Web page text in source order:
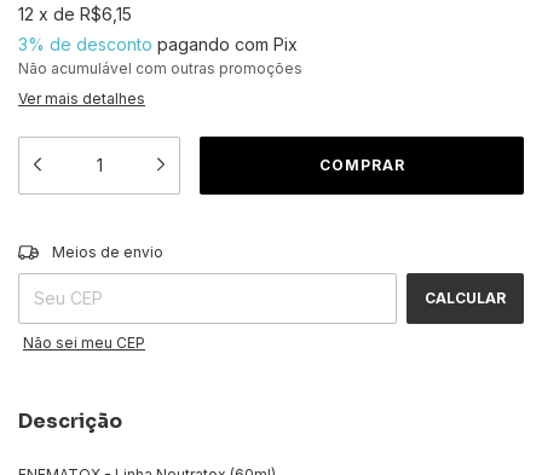
12 x de R$6,15
3% de desconto pagando com Pix
Não acumulável com outras promoções
Ver mais detalhes
Entregas para o CEP:
Meios de envio
CALCULAR
Não sei meu CEP
Descrição